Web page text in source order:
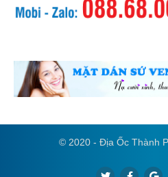
© 2020 - Địa Ốc Thành